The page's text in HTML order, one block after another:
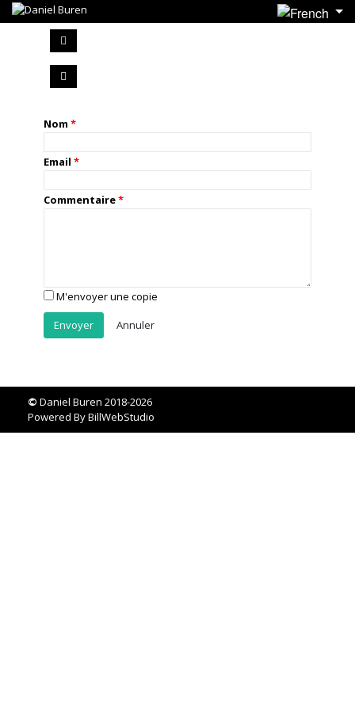
Nom
Email
Commentaire
M'envoyer une copie
Annuler
© Daniel Buren 2018-2026
Powered ByBillWebStudio